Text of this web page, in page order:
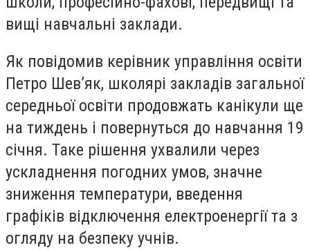
вищі навчальні заклади.
Як повідомив керівник управління освіти
Петро Шев’як, школярі закладів загальної
середньої освіти продовжать канікули ще
на тиждень і повернуться до навчання 19
січня. Таке рішення ухвалили через
ускладнення погодних умов, значне
зниження температури, введення
графіків відключення електроенергії та з
огляду на безпеку учнів.